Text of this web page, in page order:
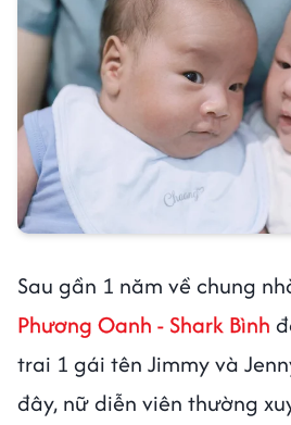
Sau gần 1 năm về chung
Phương Oanh - Shark Bình
trai 1 gái tên Jimmy và
đây, nữ diễn viên thường